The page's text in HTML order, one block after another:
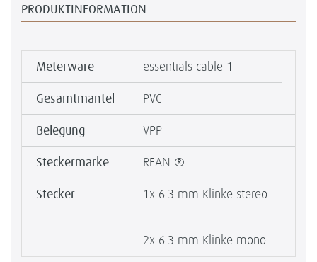
PRODUKTINFORMATION
Meterware essentials cable 1
Gesamtmantel PVC
Belegung VPP
Steckermarke REAN ®
Stecker 1x 6.3 mm Klinke stereo
2x 6.3 mm Klinke mono